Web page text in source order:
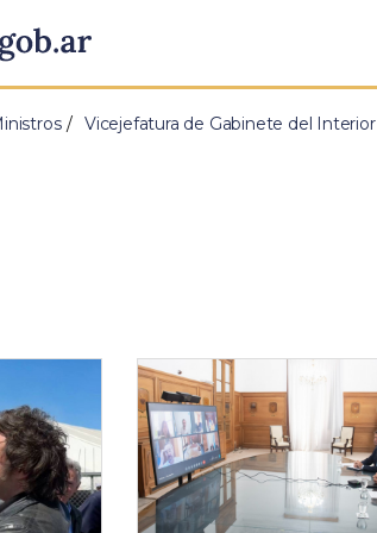
Vicejefatura de Gabinete del Interior